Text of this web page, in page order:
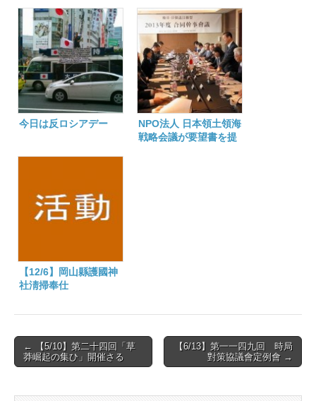
今日は反ロシアデー
NPO法人 日本領土領海
戦略会議が要望書を提
【12/6】岡山縣護國神
社淸掃奉仕
Post
navigation
← 【5/10】第二十四回「草
莽崛起の集ひ」開催さる
【6/13】第一一四九回 時局
對策協議會定例會 →